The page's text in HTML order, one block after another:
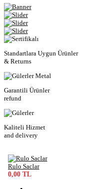
Standartlara Uygun Ürünler
& Returns
Garantili Ürünler
refund
Kaliteli Hizmet
and delivery
Rulo Saclar
0,00 TL